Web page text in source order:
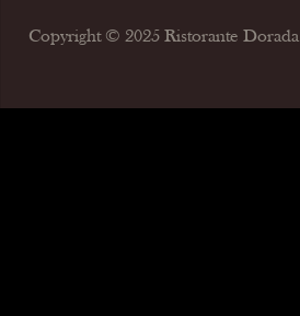
Copyright © 2025 Ristorante Dorada